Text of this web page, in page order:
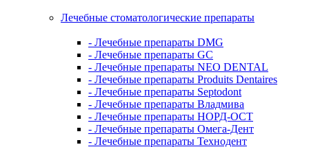
Лечебные стоматологические препараты
- Лечебные препараты DMG
- Лечебные препараты GC
- Лечебные препараты NEO DENTAL
- Лечебные препараты Produits Dentaires
- Лечебные препараты Septodont
- Лечебные препараты Владмива
- Лечебные препараты НОРД-ОСТ
- Лечебные препараты Омега-Дент
- Лечебные препараты Технодент